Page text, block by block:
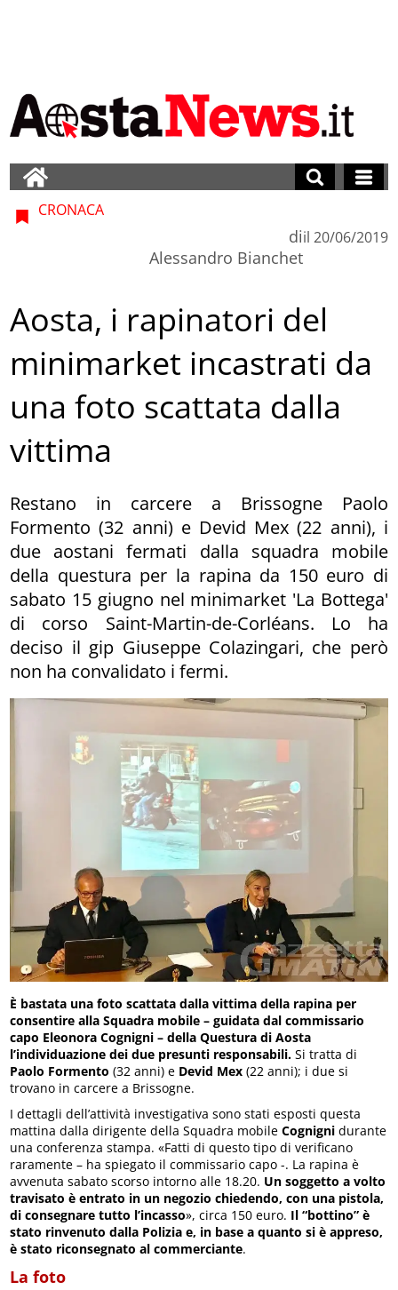
CRONACA
di
Alessandro Bianchet
il 20/06/2019
Aosta, i rapinatori del
minimarket incastrati da
una foto scattata dalla
vittima
Restano in carcere a Brissogne Paolo
Formento (32 anni) e Devid Mex (22 anni), i
due aostani fermati dalla squadra mobile
della questura per la rapina da 150 euro di
sabato 15 giugno nel minimarket 'La Bottega'
di corso Saint-Martin-de-Corléans. Lo ha
deciso il gip Giuseppe Colazingari, che però
non ha convalidato i fermi.
È bastata una foto scattata dalla vittima della rapina per
consentire alla Squadra mobile – guidata dal commissario
capo Eleonora Cognigni – della Questura di Aosta
l’individuazione dei due presunti responsabili. Si tratta di
Paolo Formento (32 anni) e Devid Mex (22 anni); i due si
trovano in carcere a Brissogne.
I dettagli dell’attività investigativa sono stati esposti questa
mattina dalla dirigente della Squadra mobileCognigni durante
una conferenza stampa. «Fatti di questo tipo di verificano
raramente – ha spiegato il commissario capo -. La rapina è
avvenuta sabato scorso intorno alle 18.20. Un soggetto a volto
travisato è entrato in un negozio chiedendo, con una pistola,
di consegnare tutto l’incasso», circa 150 euro. Il “bottino” è
stato rinvenuto dalla Polizia e, in base a quanto si è appreso,
è stato riconsegnato al commerciante.
La foto